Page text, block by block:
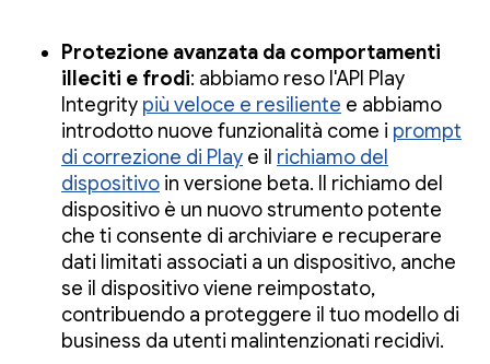
Protezione avanzata da comportamenti
illeciti e frodi: abbiamo reso l'API Play
Integrity più veloce e resiliente e abbiamo
introdotto nuove funzionalità come i prompt
di correzione di Play e il richiamo del
dispositivo in versione beta. Il richiamo del
dispositivo è un nuovo strumento potente
che ti consente di archiviare e recuperare
dati limitati associati a un dispositivo, anche
se il dispositivo viene reimpostato,
contribuendo a proteggere il tuo modello di
business da utenti malintenzionati recidivi.